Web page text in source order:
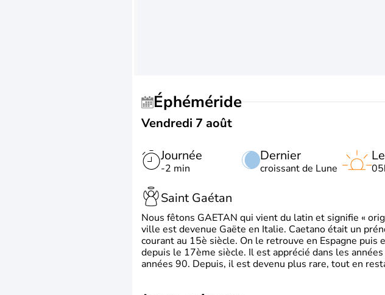
Éphéméride
Vendredi 7 août
Journée
-2 min
Dernier
croissant de Lune
Saint Gaétan
Nous fêtons GAETAN qui vient du latin et signifie «
ville est devenue Gaëte en Italie. Caetano était un
courant au 15è siècle. On le retrouve en Espagne puis
depuis le 17ème siècle. Il est apprécié dans les
années 90. Depuis, il est devenu plus rare, tout en